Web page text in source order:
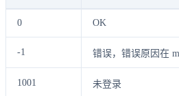
0 OK
-1 错误，错误原因在
1001 未登录